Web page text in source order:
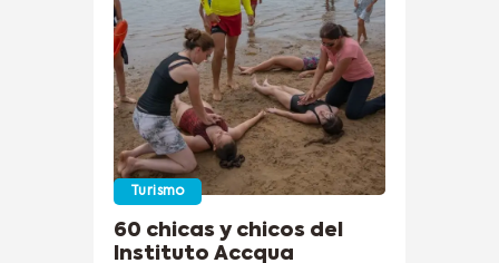
Turismo
60 chicas y chicos del
Instituto Accqua